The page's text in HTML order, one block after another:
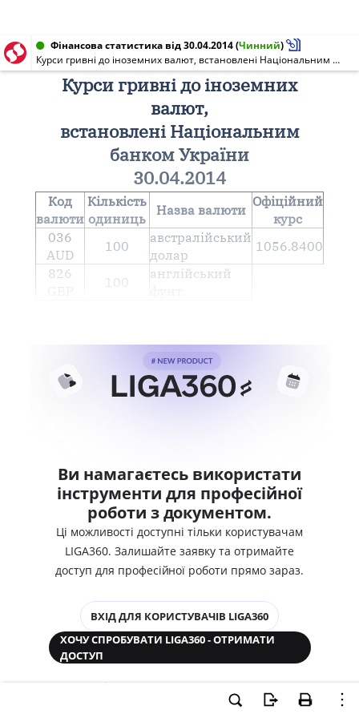
Фінансова статистика від 30.04.2014(Чинний)
Курси гривні до іноземних валют, встановлені Національним банком України 30.04.2014
Курси гривні до іноземних
валют,
встановлені Національним
банком України
30.04.2014
Код
валюти
Кількість
одиниць
Назва валюти
Офіційний
курс
036
AUD
100
австралійський
долар
1056.8400
826
100
англiйський
Ви намагаєтесь використати
інструменти для професійної
роботи з документом.
Ці можливості доступні тільки користувачам
LIGA360. Залишайте заявку та отримайте
доступ для професійної роботи прямо зараз.
ВХІД ДЛЯ КОРИСТУВАЧІВ LIGA360
ХОЧУ СПРОБУВАТИ LIGA360 - ОТРИМАТИ
ДОСТУП
Корпоративні документи